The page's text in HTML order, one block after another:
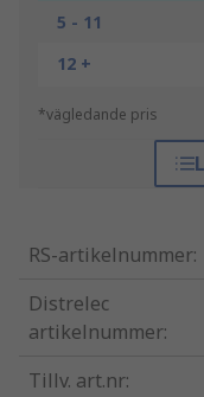
5 - 11
12 +
*vägledande pris
RS-artikelnummer:
Distrelec
artikelnummer:
Tillv. art.nr: